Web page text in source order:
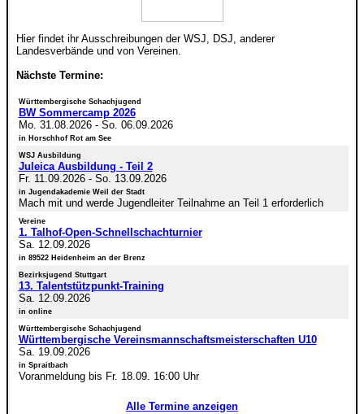
Hier findet ihr Ausschreibungen der WSJ, DSJ, anderer
Landesverbände und von Vereinen.
Nächste Termine:
Württembergische Schachjugend
BW Sommercamp 2026
Mo. 31.08.2026- So. 06.09.2026
in Horschhof Rot am See
WSJ Ausbildung
Juleica Ausbildung - Teil 2
Fr. 11.09.2026- So. 13.09.2026
in Jugendakademie Weil der Stadt
Mach mit und werde Jugendleiter Teilnahme an Teil 1 erforderlich
Vereine
1. Talhof-Open-Schnellschachturnier
Sa. 12.09.2026
in 89522 Heidenheim an der Brenz
Bezirksjugend Stuttgart
13. Talentstützpunkt-Training
Sa. 12.09.2026
in online
Württembergische Schachjugend
Württembergische Vereinsmannschaftsmeisterschaften U10
Sa. 19.09.2026
in Spraitbach
Voranmeldung bis Fr. 18.09. 16:00 Uhr
Alle Termine anzeigen